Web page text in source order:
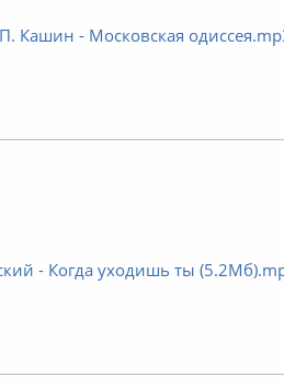
Кашин - Московская
- Когда уходишь ты